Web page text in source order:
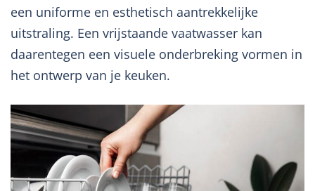
een uniforme en esthetisch aantrekkelijke
uitstraling. Een vrijstaande vaatwasser kan
daarentegen een visuele onderbreking vormen in
het ontwerp van je keuken.